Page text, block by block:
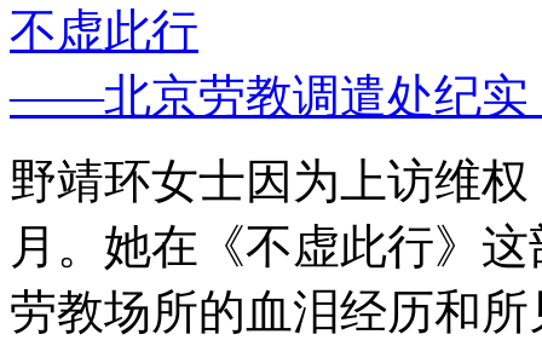
不虚此行
——北京劳教调遣处纪实
野靖环女士因为上访维
月。她在《不虚此行》
劳教场所的血泪经历和